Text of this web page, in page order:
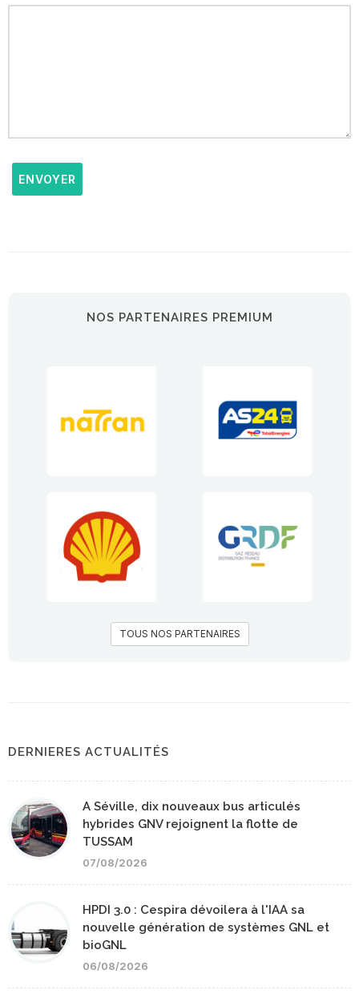
ENVOYER
NOS PARTENAIRES PREMIUM
TOUS NOS PARTENAIRES
DERNIERES ACTUALITÉS
A Séville, dix nouveaux bus articulés
hybrides GNV rejoignent la flotte de
TUSSAM
07/08/2026
HPDI 3.0 : Cespira dévoilera à l'IAA sa
nouvelle génération de systèmes GNL et
bioGNL
06/08/2026